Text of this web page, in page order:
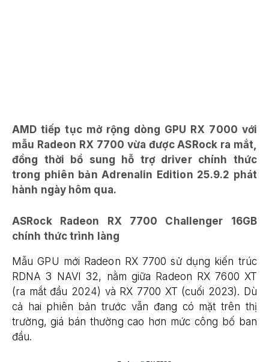
AMD tiếp tục mở rộng dòng GPU RX 7000 với
mẫu Radeon RX 7700 vừa được ASRock ra mắt,
đồng thời bổ sung hỗ trợ driver chính thức
trong phiên bản Adrenalin Edition 25.9.2 phát
hành ngày hôm qua.
ASRock Radeon RX 7700 Challenger 16GB
chính thức trình làng
Mẫu GPU mới Radeon RX 7700 sử dụng kiến trúc
RDNA 3 NAVI 32, nằm giữa Radeon RX 7600 XT
(ra mắt đầu 2024) và RX 7700 XT (cuối 2023). Dù
cả hai phiên bản trước vẫn đang có mặt trên thị
trường, giá bán thường cao hơn mức công bố ban
đầu.